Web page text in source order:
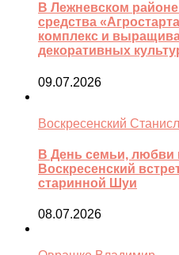
В Лежневском
средства
комплекс и
декоративных
09.07.2026
Воскресенский
В День семьи, любви
Воскресенский
старинной Шуи
08.07.2026